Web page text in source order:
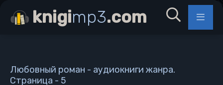
Любовный роман - аудиокниги жанра.
Страница - 5
knigimp3.com